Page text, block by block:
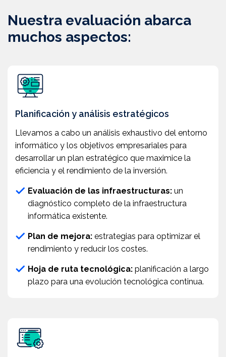
Nuestra evaluación abarca
muchos aspectos:
Planificación y análisis estratégicos
Llevamos a cabo un análisis exhaustivo del entorno
informático y los objetivos empresariales para
desarrollar un plan estratégico que maximice la
eficiencia y el rendimiento de la inversión.
Evaluación de las infraestructuras: un
diagnóstico completo de la infraestructura
informática existente.
Plan de mejora: estrategias para optimizar el
rendimiento y reducir los costes.
Hoja de ruta tecnológica: planificación a largo
plazo para una evolución tecnológica continua.